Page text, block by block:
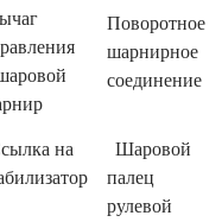
Поворотное
шарнирное
соединение
на
Шаровой
палец
рулевой